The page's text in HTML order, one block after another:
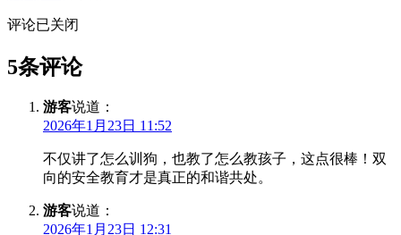
评论已关闭
5条评论
游客说道：
2026年1月23日 11:52
不仅讲了怎么训狗，也教了怎么教孩子，这点很棒！双
向的安全教育才是真正的和谐共处。
游客说道：
2026年1月23日 12:31